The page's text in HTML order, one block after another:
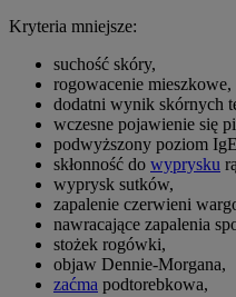
Kryteria mniejsze:
suchość skóry,
rogowacenie mieszkowe,
dodatni wynik skórnych
wczesne pojawienie się
podwyższony poziom
skłonność do wyprysku
wyprysk sutków,
zapalenie czerwieni
nawracające zapalenia
stożek rogówki,
objaw Dennie-Morgana,
zaćma podtorebkowa,